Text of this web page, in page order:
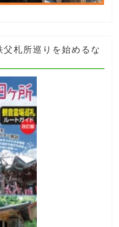
父札所巡りを始めるな